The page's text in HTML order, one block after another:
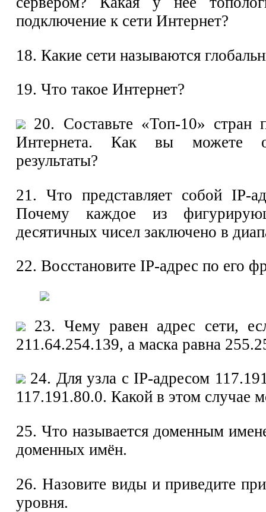
подключение к сети Интернет?
18. Какие сети называются
19. Что такое Интернет?
20. Составьте «Топ-10» стран
Интернета. Как вы можете
результаты?
21. Что представляет собой IP-
Почему каждое из
десятичных чисел заключено в
22. Восстановите IP-адрес по его
23. Чему равен адрес сети,
211.64.254.139, а маска равна
24. Для узла с IP-адресом
117.191.80.0. Какой в этом случае
25. Что называется доменным
доменных имён.
26. Назовите виды и приведите
уровня.